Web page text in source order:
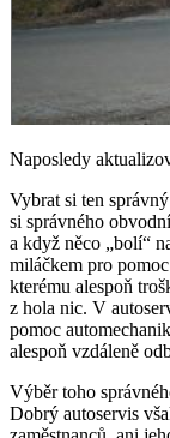
Naposledy
Vybrat si ten
si správného
a když něco „bolí“
miláčkem pro
kterému alespoň
z hola nic. V
pomoc
alespoň vzdáleně
Výběr toho
Dobrý autoservis